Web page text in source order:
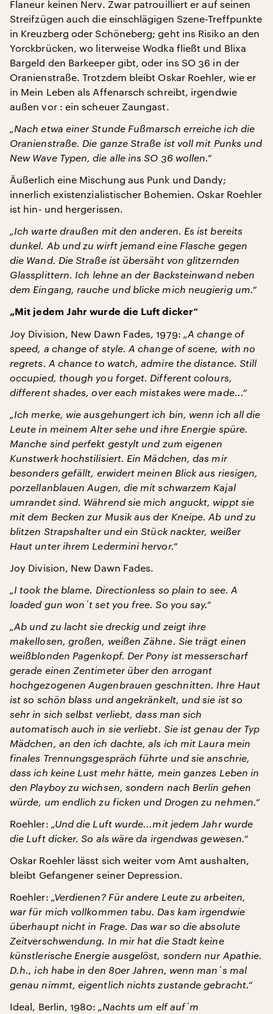
Flaneur keinen Nerv. Zwar patrouilliert er auf seinen
Streifzügen auch die einschlägigen Szene-Treffpunkte
in Kreuzberg oder Schöneberg; geht ins Risiko an den
Yorckbrücken, wo literweise Wodka fließt und Blixa
Bargeld den Barkeeper gibt, oder ins SO 36 in der
Oranienstraße. Trotzdem bleibt Oskar Roehler, wie er
in Mein Leben als Affenarsch schreibt, irgendwie
außen vor : ein scheuer Zaungast.
„Nach etwa einer Stunde Fußmarsch erreiche ich die
Oranienstraße. Die ganze Straße ist voll mit Punks und
New Wave Typen, die alle ins SO 36 wollen.“
Äußerlich eine Mischung aus Punk und Dandy;
innerlich existenzialistischer Bohemien. Oskar Roehler
ist hin- und hergerissen.
„Ich warte draußen mit den anderen. Es ist bereits
dunkel. Ab und zu wirft jemand eine Flasche gegen
die Wand. Die Straße ist übersäht von glitzernden
Glassplittern. Ich lehne an der Backsteinwand neben
dem Eingang, rauche und blicke mich neugierig um.“
„Mit jedem Jahr wurde die Luft dicker“
Joy Division, New Dawn Fades, 1979: „A change of
speed, a change of style. A change of scene, with no
regrets. A chance to watch, admire the distance. Still
occupied, though you forget. Different colours,
different shades, over each mistakes were made...“
„Ich merke, wie ausgehungert ich bin, wenn ich all die
Leute in meinem Alter sehe und ihre Energie spüre.
Manche sind perfekt gestylt und zum eigenen
Kunstwerk hochstilisiert. Ein Mädchen, das mir
besonders gefällt, erwidert meinen Blick aus riesigen,
porzellanblauen Augen, die mit schwarzem Kajal
umrandet sind. Während sie mich anguckt, wippt sie
mit dem Becken zur Musik aus der Kneipe. Ab und zu
blitzen Strapshalter und ein Stück nackter, weißer
Haut unter ihrem Ledermini hervor.“
Joy Division, New Dawn Fades.
„I took the blame. Directionless so plain to see. A
loaded gun won´t set you free. So you say.“
„Ab und zu lacht sie dreckig und zeigt ihre
makellosen, großen, weißen Zähne. Sie trägt einen
weißblonden Pagenkopf. Der Pony ist messerscharf
gerade einen Zentimeter über den arrogant
hochgezogenen Augenbrauen geschnitten. Ihre Haut
ist so schön blass und angekränkelt, und sie ist so
sehr in sich selbst verliebt, dass man sich
automatisch auch in sie verliebt. Sie ist genau der Typ
Mädchen, an den ich dachte, als ich mit Laura mein
finales Trennungsgespräch führte und sie anschrie,
dass ich keine Lust mehr hätte, mein ganzes Leben in
den Playboy zu wichsen, sondern nach Berlin gehen
würde, um endlich zu ficken und Drogen zu nehmen.“
Roehler: „Und die Luft wurde...mit jedem Jahr wurde
die Luft dicker. So als wäre da irgendwas gewesen.“
Oskar Roehler lässt sich weiter vom Amt aushalten,
bleibt Gefangener seiner Depression.
Roehler: „Verdienen? Für andere Leute zu arbeiten,
war für mich vollkommen tabu. Das kam irgendwie
überhaupt nicht in Frage. Das war so die absolute
Zeitverschwendung. In mir hat die Stadt keine
künstlerische Energie ausgelöst, sondern nur Apathie.
D.h., ich habe in den 80er Jahren, wenn man´s mal
genau nimmt, eigentlich nichts zustande gebracht.“
Ideal, Berlin, 1980: „Nachts um elf auf´m